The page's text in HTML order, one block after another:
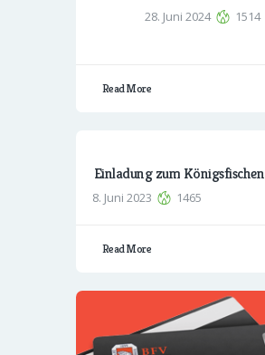
28. Juni 2024 1514
Read More
Einladung zum Königsfischen
8. Juni 2023 1465
Read More